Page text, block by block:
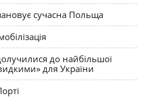
сучасна Польща
до найбільшої
для України